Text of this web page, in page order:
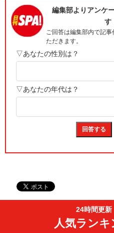
24時間更新
人気ランキ